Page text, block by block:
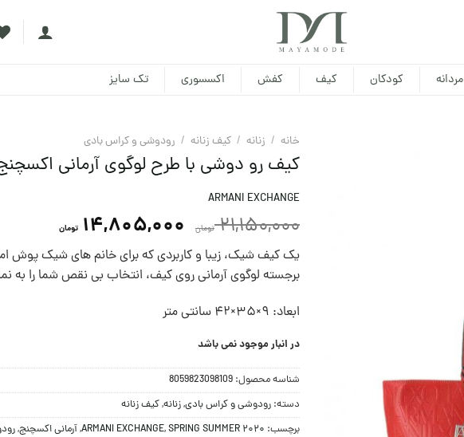
مردانه کودکان کیف کفش اکسسوری تک سایز
خانه / زنانه / کیف زنانه / رودوشی و کراس بادی
کیف رو دوشی با طرح لوگوی آرمانی
ARMANI EXCHANGE
21,150,000 تومان 14,805,000 تومان
یک کیف شیک، زیبا و کاربردی که برای خانم های شیک پوش
برجسته لوگوی آرمانی روی کیف، انتخاب بی نقص شما را به
ابعاد: 9×35×42 سانتی متر
در انبار موجود نمی باشد
شناسه محصول: 8059823098109
دسته: رودوشی و کراس بادی,زنانه,کیف زنانه
برچسب:
ARMANI EXCHANGE,SPRING SUMMER 2020
,آرمانی اکسچنج,